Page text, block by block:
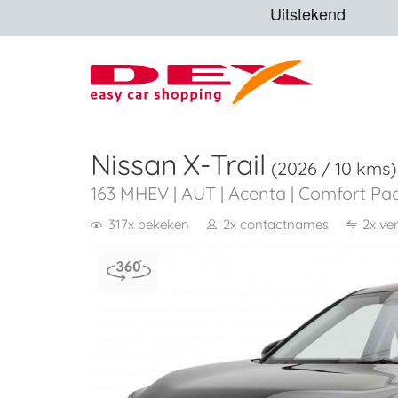
Nissan X-Trail (2026 / 10 kms)
163 MHEV | AUT | Acenta | Comfort
317x bekeken 2x contactnames 2x